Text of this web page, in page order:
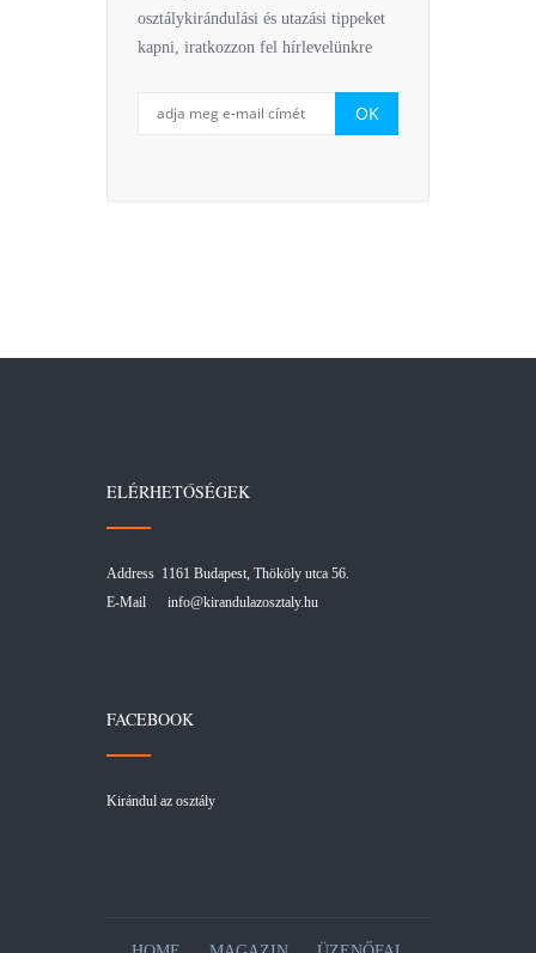
osztálykirándulási és utazási tippeket
kapni, iratkozzon fel hírlevelünkre
ELÉRHETŐSÉGEK
Address 1161 Budapest, Thököly utca 56.
E-Mail info@kirandulazosztaly.hu
FACEBOOK
Kirándul az osztály